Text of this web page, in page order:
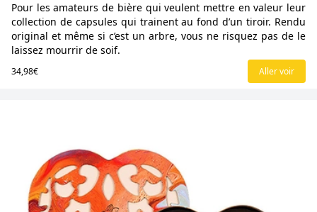
Pour les amateurs de bière qui veulent mettre en valeur leur
collection de capsules qui trainent au fond d’un tiroir. Rendu
original et même si c’est un arbre, vous ne risquez pas de le
laissez mourrir de soif.
34,98€ Aller voir